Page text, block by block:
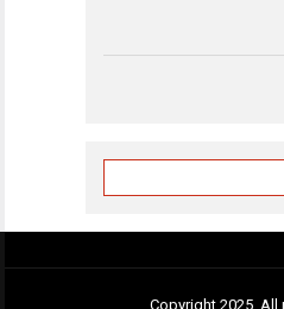
Copyright 2025. All